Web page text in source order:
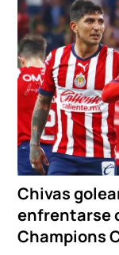
Chivas
enfrentarse
Champions